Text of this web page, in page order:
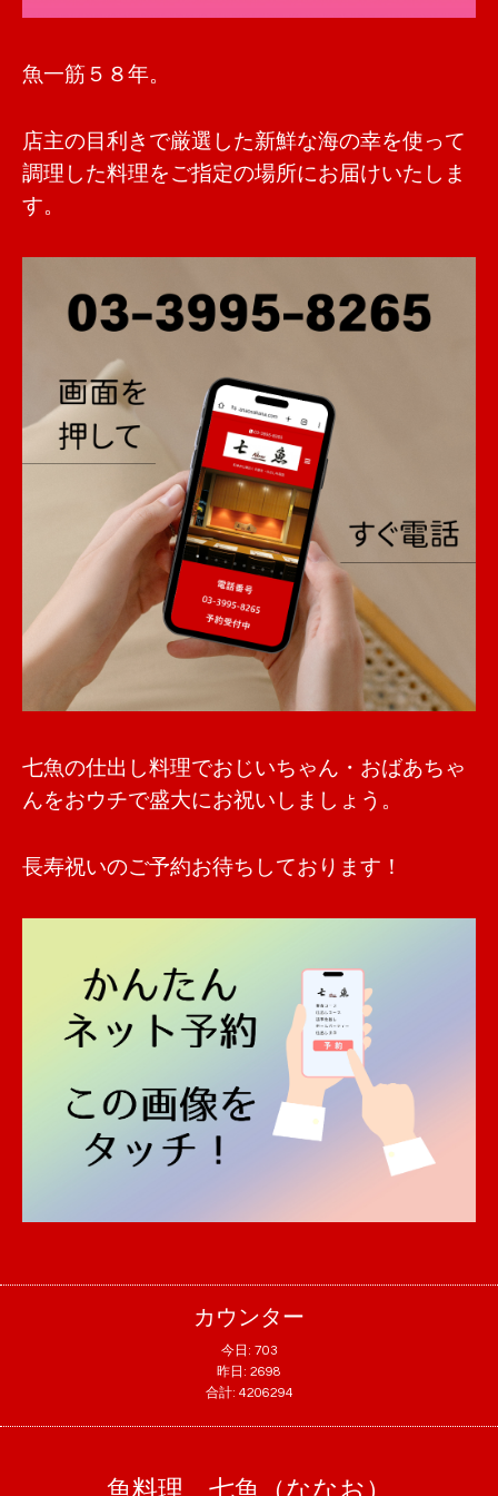
魚一筋５８年。
店主の目利きで厳選した新鮮な海の幸を使って
調理した料理をご指定の場所にお届けいたしま
す。
七魚の仕出し料理でおじいちゃん・おばあちゃ
んをおウチで盛大にお祝いしましょう。
長寿祝いのご予約お待ちしております！
カウンター
今日: 703
昨日: 2698
合計: 4206294
魚料理 七魚（ななお）